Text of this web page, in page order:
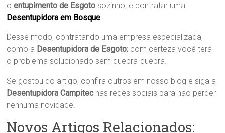
oentupimento de Esgoto sozinho, e contratar uma
Desentupidora em Bosque.
Desse modo, contratando uma empresa especializada,
como a Desentupidora de Esgoto; com certeza você terá
o problema solucionado sem quebra-quebra.
Se gostou do artigo, confira outros em nosso blog e siga a
Desentupidora Campitecnas redes sociais para não perder
nenhuma novidade!
Novos Artigos Relacionados: